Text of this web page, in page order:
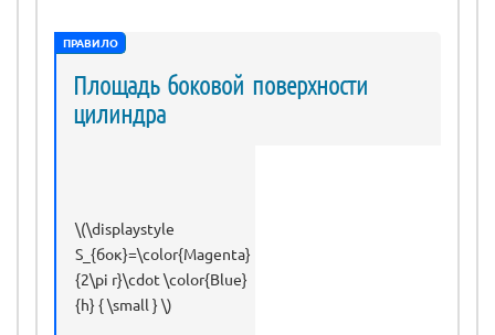
ПРАВИЛО
Площадь боковой поверхности
цилиндра
\(\displaystyle
S_{бок}=\color{Magenta}
{2\pi r}\cdot \color{Blue}
{h} { \small } \)